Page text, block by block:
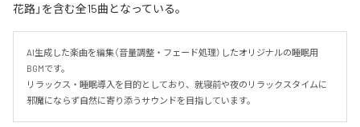
花路」を含む全15曲となっている。
AI生成した楽曲を編集（音量調整・フェード処理）したオリジナルの睡眠用
BGMです。
リラックス・睡眠導入を目的としており、就寝前や夜のリラックスタイムに
邪魔にならず自然に寄り添うサウンドを目指しています。